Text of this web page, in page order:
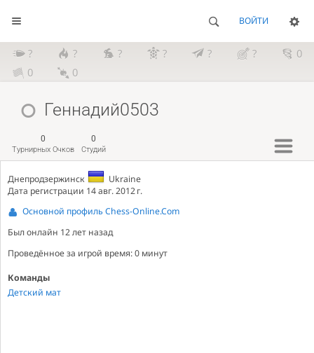
ВОЙТИ
? ? ? ? ? ?
0
0
0
Геннадий0503
0
Турнирных Очков
0
Студий
Днепродзержинск
Ukraine
Дата регистрации 14 авг. 2012 г.
Основной профиль Chess-Online.Com
Был онлайн 12 лет назад
Проведённое за игрой время: 0 минут
Команды
Детский мат